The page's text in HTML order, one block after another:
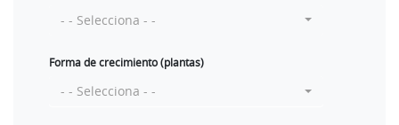
- - Selecciona - -
Forma de crecimiento (plantas)
- - Selecciona - -